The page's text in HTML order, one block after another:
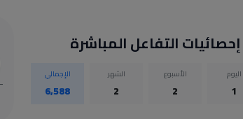
إحصائيات التفاعل المباشرة
اليوم
1
الأسبوع
2
الشهر
2
الإجمالي
6,588